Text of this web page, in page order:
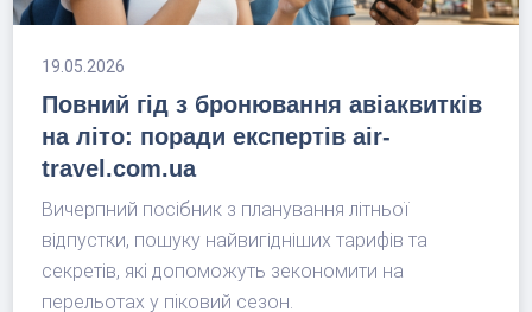
19.05.2026
Повний гід з бронювання авіаквитків
на літо: поради експертів air-
travel.com.ua
Вичерпний посібник з планування літньої
відпустки, пошуку найвигідніших тарифів та
секретів, які допоможуть зекономити на
перельотах у піковий сезон.